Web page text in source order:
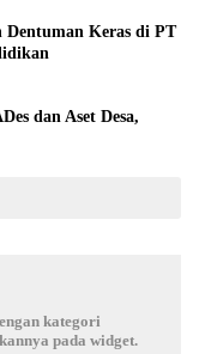
Keras di PT
dan Aset Desa,
kategori
pada widget.